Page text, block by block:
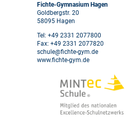
Fichte-Gymnasium Hagen
Goldbergstr. 20
58095 Hagen
Tel: +49 2331 2077800
Fax: +49 2331 2077820
schule@fichte-gym.de
www.fichte-gym.de